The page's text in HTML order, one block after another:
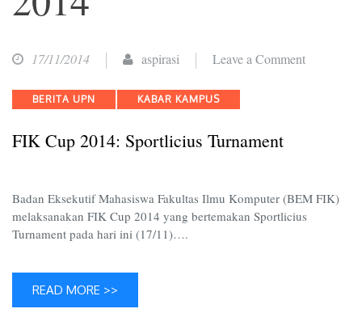
17/11/2014 aspirasi Leave a Commenton
Categories
BERITA UPN KABAR KAMPUS
FIK Cup 2014: Sportlicius Turnament
Badan Eksekutif Mahasiswa Fakultas Ilmu Komputer (BEM FIK)
melaksanakan FIK Cup 2014 yang bertemakan Sportlicius
Turnament pada hari ini (17/11)….
READ MORE >>